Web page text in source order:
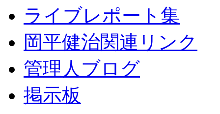
ライブレポート集
岡平健治関連リンク
管理人ブログ
掲示板